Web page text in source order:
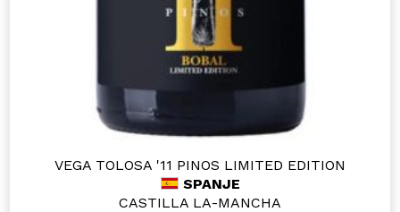
VEGA TOLOSA '11 PINOS LIMITED EDITION
SPANJE
CASTILLA LA-MANCHA